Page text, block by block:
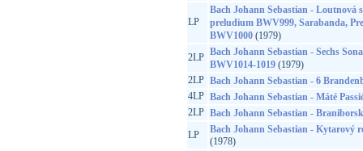
LP
Bach Johann Sebastian - Loutnová
preludium BWV999, Sarabanda,
BWV1000(1979)
2LP Bach Johann Sebastian - Sechs
BWV1014-1019(1979)
2LP Bach Johann Sebastian - 6
4LP Bach Johann Sebastian - Máté
2LP Bach Johann Sebastian -
LP
Bach Johann Sebastian - Kytarový
(1978)